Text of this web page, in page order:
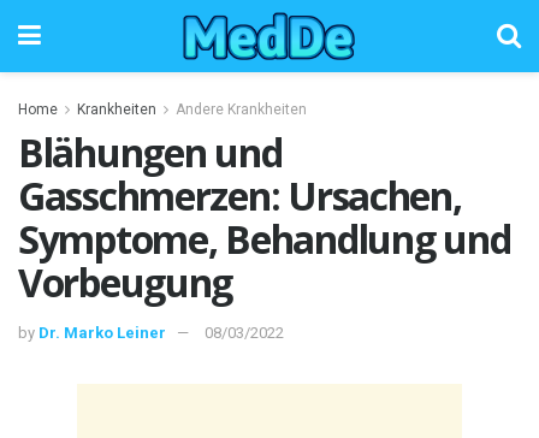
Home Krankheiten Andere Krankheiten
Blähungen und
Gasschmerzen: Ursachen,
Symptome, Behandlung und
Vorbeugung
by Dr. Marko Leiner 08/03/2022